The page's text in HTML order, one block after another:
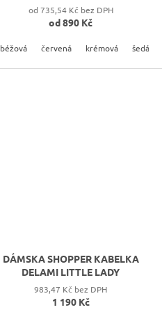
krémová modrá růžová šedá
od 735,54 Kč bez DPH
od890 Kč
béžová červená krémová šedá
DÁMSKA SHOPPER KABELKA
DELAMI LITTLE LADY
983,47 Kč bez DPH
1 190 Kč